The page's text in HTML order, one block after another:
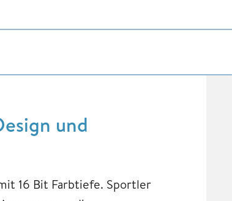
und
16 Bit Farbtiefe. Sportler